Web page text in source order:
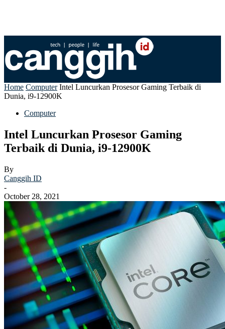
Home Computer Intel Luncurkan Prosesor Gaming Terbaik di
Dunia, i9-12900K
Computer
Intel Luncurkan Prosesor Gaming
Terbaik di Dunia, i9-12900K
By
Canggih ID
-
October 28, 2021